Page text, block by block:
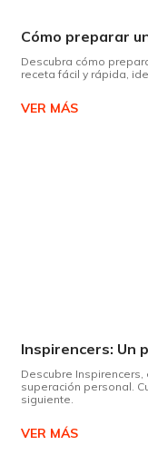
Descubra cómo
receta fácil y rápida,
VER MÁS
Descubre
superación personal.
siguiente.
VER MÁS